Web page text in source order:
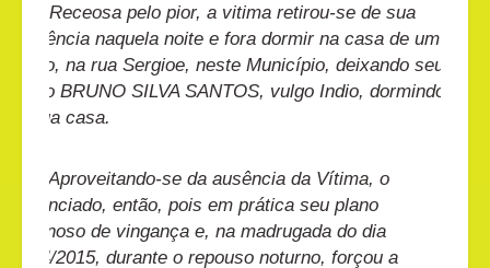
Receosa pelo pior, a vitima retirou-se de sua
residência naquela noite e fora dormir na casa de um
amigo, na rua Sergioe, neste Município, deixando seu
amigo BRUNO SILVA SANTOS, vulgo Indio, dormindo
na sua casa.
Aproveitando-se da ausência da Vítima, o
Denunciado, então, pois em prática seu plano
criminoso de vingança e, na madrugada do dia
03/04/2015, durante o repouso noturno, forçou a